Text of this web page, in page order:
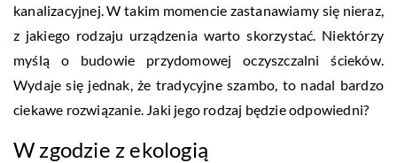
kanalizacyjnej. W takim momencie zastanawiamy się nieraz,
z jakiego rodzaju urządzenia warto skorzystać. Niektórzy
myślą o budowie przydomowej oczyszczalni ścieków.
Wydaje się jednak, że tradycyjne szambo, to nadal bardzo
ciekawe rozwiązanie. Jaki jego rodzaj będzie odpowiedni?
W zgodzie z ekologią